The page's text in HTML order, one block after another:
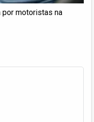
por motoristas na